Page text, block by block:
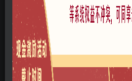
© 版权声明
本站所有文章，所有资源素材，版权归投
站投稿者上传内容侵犯了原作者的合法权
理。
积分专区 A0206-商业建筑